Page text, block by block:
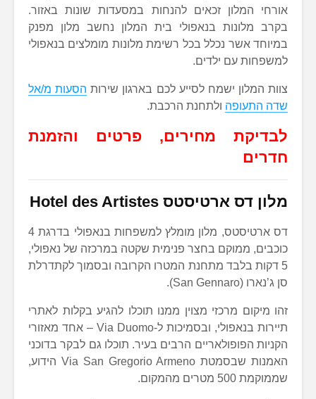
אורחי המלון זכאים להנחות במסעדות שונות באזור.
בקרב מלונות בנאפולי בית המלון נחשב מלון מפנק
במיוחד אשר נכלל בכל רשימת מלונות מומלצים בנאפולי
למשפחות עם ילדים.
צוות המלון ישמח לסייע לכם בארגון שירות הסעות מ/אל
שדה התעופה ולתחנת הרכבת.
לבדיקת מחירים, פרטים והזמנת
חדרים
מלון דס ארטיסטס Hotel des Artistes
דס ארטיסטס, מלון מומלץ למשפחות בנאפולי בדרגת 4
כוכבים, ממוקם בחצר פנימית שקטה במרכזה של נאפולי,
5 דקות בלבד מתחנת המטרו הקרובה ובסמוך לקתדרלת
סן ג’נארו (San Gennaro).
זהו מיקום מרכזי מצוין ממנו תוכלו להגיע בקלות לאתרי
תיירות בנאפולי, ובסמיכות ל-Via Duomo – אחד מאזורי
הקניות הפופולאריים הרבים בעיר. תוכלו גם לבקר בדוכני
האמנות שבסמטת Via San Gregorio Armeno הידוע,
שממוקמת 500 מטרים מהמקום.